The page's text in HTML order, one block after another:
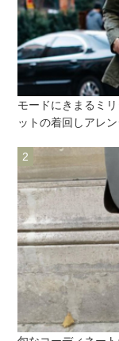
モードにきまるミ
ットの着回しアレン